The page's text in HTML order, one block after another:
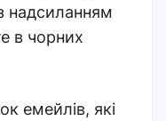
надсиланням
в чорних
емейлів, які